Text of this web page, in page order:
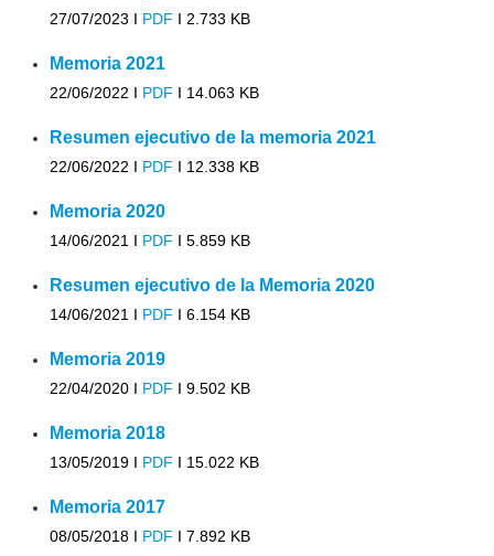
27/07/2023 I PDF I 2.733 KB
Memoria 2021
22/06/2022 I PDF I 14.063 KB
Resumen ejecutivo de la memoria 2021
22/06/2022 I PDF I 12.338 KB
Memoria 2020
14/06/2021 I PDF I 5.859 KB
Resumen ejecutivo de la Memoria 2020
14/06/2021 I PDF I 6.154 KB
Memoria 2019
22/04/2020 I PDF I 9.502 KB
Memoria 2018
13/05/2019 I PDF I 15.022 KB
Memoria 2017
08/05/2018 I PDF I 7.892 KB